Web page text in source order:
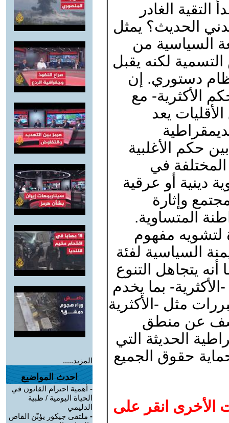
التقية الغادر
الحديث؟ يمثل
السياسية من
لكنه يقبل
دستوري. إن
الأكثرية- مع
يعد
حكم الأغلبية
في
دينية أو عرقية
وإثارة
المتساوية.
لتشويه مفهوم
السياسية لفئة
أنه يتجاهل التنوع
بما يخدم
مثل -الأكثرية
عن منطق
الحديثة التي
حقوق الجميع
الأخرى انقر على
المزيد.....
احدث المواضيع
- أهمية احترام القانون في
الحياة اليومية / ظبية
الدليمي
- ملتقى جيكور يؤبّن القاص